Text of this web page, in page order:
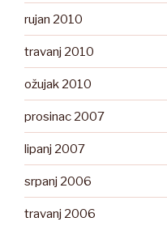
rujan 2010
travanj 2010
ožujak 2010
prosinac 2007
lipanj 2007
srpanj 2006
travanj 2006